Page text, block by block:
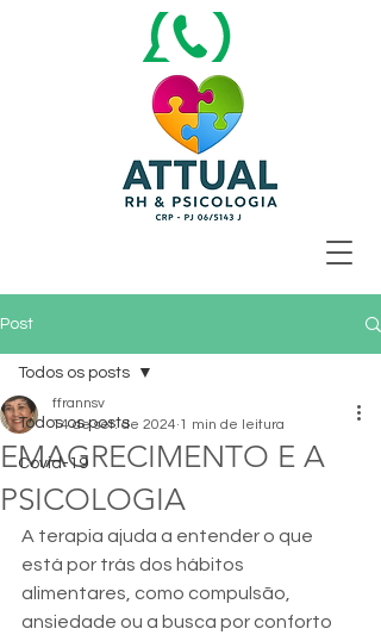
Post
Todos os posts
Covid-19
Todos os posts
EMAGRECIMENTO E A
PSICOLOGIA
ffrannsv
14 de set. de 2024 1 min de leitura
A terapia ajuda a entender o que
está por trás dos hábitos
alimentares, como compulsão,
ansiedade ou a busca por conforto